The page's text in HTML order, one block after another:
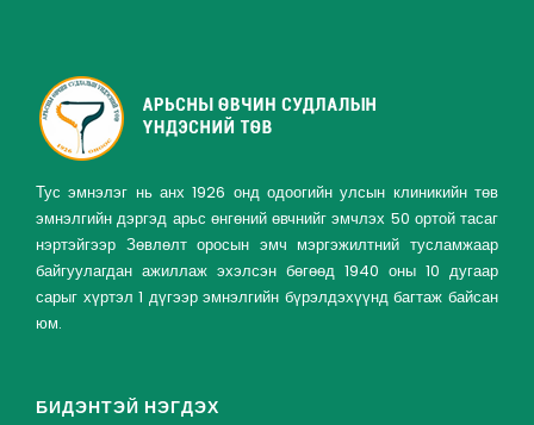
Тус эмнэлэг нь анх 1926 онд одоогийн улсын клиникийн төв
эмнэлгийн дэргэд арьс өнгөний өвчнийг эмчлэх 50 ортой тасаг
нэртэйгээр Зөвлөлт оросын эмч мэргэжилтний тусламжаар
байгуулагдан ажиллаж эхэлсэн бөгөөд 1940 оны 10 дугаар
сарыг хүртэл 1 дүгээр эмнэлгийн бүрэлдэхүүнд багтаж байсан
юм.
БИДЭНТЭЙ НЭГДЭХ